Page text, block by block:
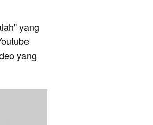
yang
yang